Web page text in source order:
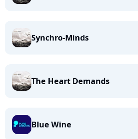
Synchro-Minds
The Heart Demands
Blue Wine